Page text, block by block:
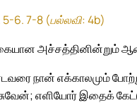
5-6. 7-8 (பல்லவி: 4b)
அச்சத்தினின்றும்
நான் எக்காலமும்
எளியோர் இதைக்